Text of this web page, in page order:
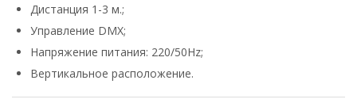
Дистанция 1-3 м.;
Управление DMX;
Напряжение питания: 220/50Hz;
Bертикальное расположение.